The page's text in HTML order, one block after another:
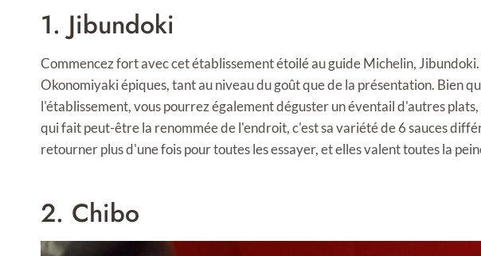
1. Jibundoki
Commencez fort avec cet établissement étoilé au guide Michelin,
Okonomiyaki épiques, tant au niveau du goût que de la présentation. Bien
l'établissement, vous pourrez également déguster un éventail d'autres
qui fait peut-être la renommée de l'endroit, c'est sa variété de 6 sauces
retourner plus d'une fois pour toutes les essayer, et elles valent toutes la
2. Chibo